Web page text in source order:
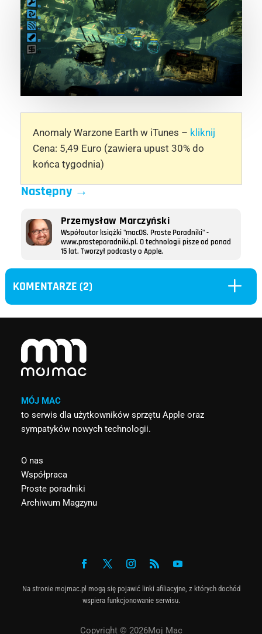
Anomaly Warzone Earth w iTunes – kliknij
Cena: 5,49 Euro (zawiera upust 30% do
końca tygodnia)
Następny→
Przemysław Marczyński
Współautor książki "macOS. Proste Poradniki" -
www.prosteporadniki.pl. O technologii pisze od ponad
15 lat. Tworzył podcasty o Apple.
KOMENTARZE (2) L
MÓJ MAC
to serwis dla użytkowników sprzętu Apple oraz
sympatyków nowych technologii.
O nas
Współpraca
Proste poradniki
Archiwum Magzynu
Na stronie mojmac.pl mogą się pojawić linki afiliacyjne, z których dochód
wspiera funkcjonowanie serwisu.
Copyright © 2026Moj Mac